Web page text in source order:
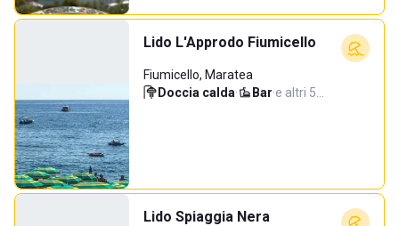
Lido L'Approdo Fiumicello
Fiumicello, Maratea
Doccia calda· Bar·e altri 5…
Lido Spiaggia Nera